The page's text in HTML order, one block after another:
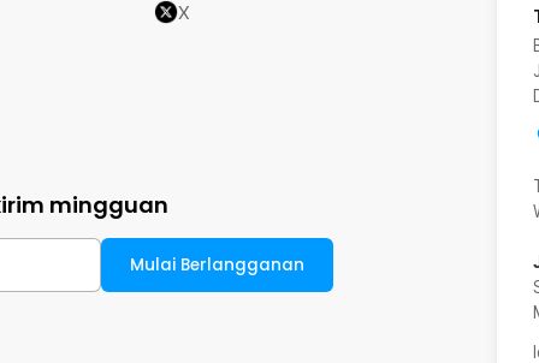
X
mingguan
Mulai Berlangganan